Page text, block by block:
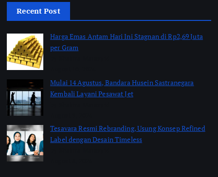
Recent Post
Harga Emas Antam Hari Ini Stagnan di Rp2,69 Juta
per Gram
Mulai 14 Agustus, Bandara Husein Sastranegara
Kembali Layani Pesawat Jet
Tesavara Resmi Rebranding, Usung Konsep Refined
Label dengan Desain Timeless